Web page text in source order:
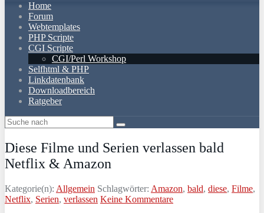
Home
Forum
Webtemplates
PHP Scripte
CGI Scripte
CGI/Perl Workshop
Selfhtml & PHP
Linkdatenbank
Downloadbereich
Ratgeber
Diese Filme und Serien verlassen bald
Netflix & Amazon
Kategorie(n): Allgemein Schlagwörter: Amazon, bald, diese, Filme,
Netflix, Serien, verlassen Keine Kommentare